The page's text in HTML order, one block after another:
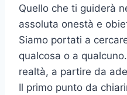
Quello che ti guiderà
assoluta onestà e
Siamo portati a
qualcosa o a
realtà, a partire da
Il primo punto da